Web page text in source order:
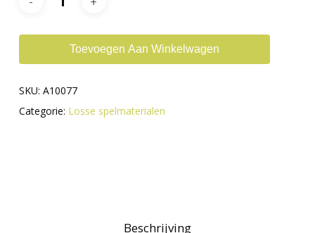
Toevoegen Aan Winkelwagen
SKU: A10077
Categorie: Losse spelmaterialen
Beschrijving